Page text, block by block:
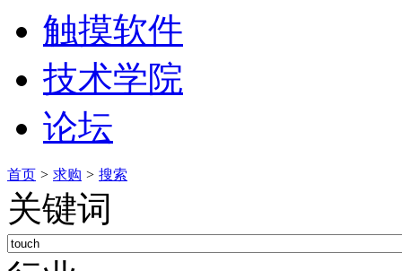
触摸软件
技术学院
论坛
首页 > 求购 > 搜索
关键词